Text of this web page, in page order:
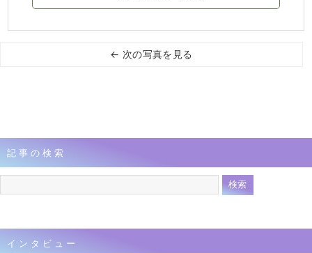
← 次の写真を見る
記事の検索
インタビュー